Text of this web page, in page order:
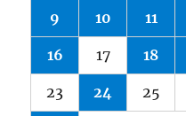
9 10 11
16 17 18
23 24 25